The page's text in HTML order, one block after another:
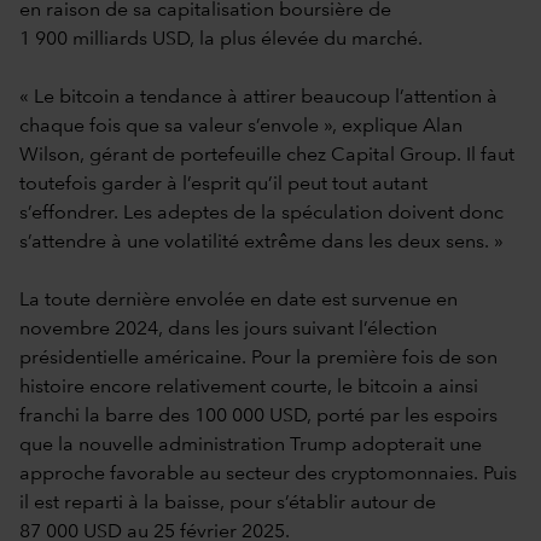
en raison de sa capitalisation boursière de
1 900 milliards USD, la plus élevée du marché.
« Le bitcoin a tendance à attirer beaucoup l’attention à
chaque fois que sa valeur s’envole », explique Alan
Wilson, gérant de portefeuille chez Capital Group. Il faut
toutefois garder à l’esprit qu’il peut tout autant
s’effondrer. Les adeptes de la spéculation doivent donc
s’attendre à une volatilité extrême dans les deux sens. »
La toute dernière envolée en date est survenue en
novembre 2024, dans les jours suivant l’élection
présidentielle américaine. Pour la première fois de son
histoire encore relativement courte, le bitcoin a ainsi
franchi la barre des 100 000 USD, porté par les espoirs
que la nouvelle administration Trump adopterait une
approche favorable au secteur des cryptomonnaies. Puis
il est reparti à la baisse, pour s’établir autour de
87 000 USD au 25 février 2025.